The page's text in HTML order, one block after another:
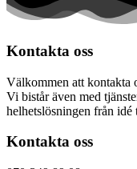
Kontakta oss
Välkommen att kontakta
Vi bistår även med
helhetslösningen från
Kontakta oss